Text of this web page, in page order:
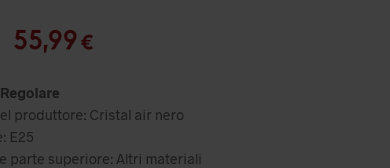
Il
originale
era:
79,99 €.
55,99€
è:
Regolare
produttore: Cristal air nero
E25
parte superiore: Altri materiali